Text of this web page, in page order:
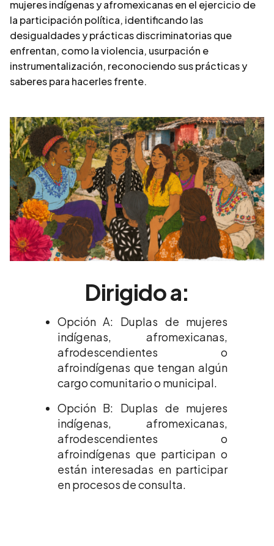
mujeres indígenas y afromexicanas en el ejercicio de
la participación política, identificando las
desigualdades y prácticas discriminatorias que
enfrentan, como la violencia, usurpación e
instrumentalización, reconociendo sus prácticas y
saberes para hacerles frente.
Dirigido a:
Opción A: Duplas de mujeres
indígenas, afromexicanas,
afrodescendientes o
afroindígenas que tengan algún
cargo comunitario o municipal.
Opción B: Duplas de mujeres
indígenas, afromexicanas,
afrodescendientes o
afroindígenas que participan o
están interesadas en participar
en procesos de consulta.